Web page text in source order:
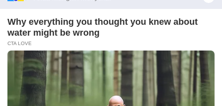
Copyright © 2026 dailysia.com.
INSTANTHUB
Melania Trump Moments We Can't Believe Were Caught On
Camera
Before You Go